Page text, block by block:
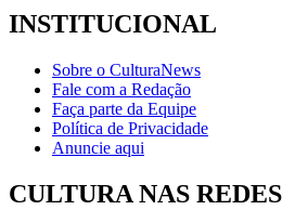
INSTITUCIONAL
Sobre o CulturaNews
Fale com a Redação
Faça parte da Equipe
Política de Privacidade
Anuncie aqui
CULTURA NAS REDES